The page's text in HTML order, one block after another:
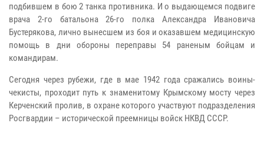
подбившем в бою 2 танка противника. И о выдающемся подвиге
врача 2-го батальона 26-го полка Александра Ивановича
Бустерякова, лично вынесшем из боя и оказавшем медицинскую
помощь в дни обороны переправы 54 раненым бойцам и
командирам.
Сегодня через рубежи, где в мае 1942 года сражались воины-
чекисты, проходит путь к знаменитому Крымскому мосту через
Керченский пролив, в охране которого участвуют подразделения
Росгвардии – исторической преемницы войск НКВД СССР.